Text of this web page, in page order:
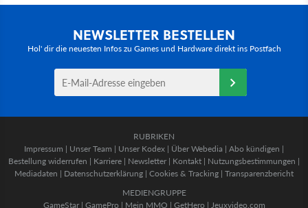
NEWSLETTER BESTELLEN
Hol' dir die neuesten Infos zu Games und Hardware direkt ins Postfach
RUBRIKEN
Impressum | Unser Team | Unser Kodex | Über Webedia | Abo kündigen |
Bestellung widerrufen | Karriere | Newsletter | Kontakt | Nutzungsbestimmungen |
Mediadaten | Datenschutzerklärung | Cookies & Tracking | Transparenzbericht
MEDIENGRUPPE
GameStar| GamePro | Mein MMO | GetHero | Jeuxvideo.com